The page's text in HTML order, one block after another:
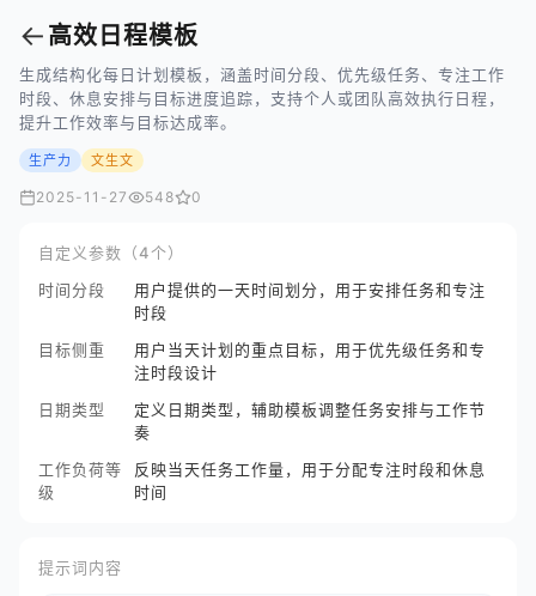
← 高效日程模板
生成结构化每日计划模板，涵盖时间分段、优先级任务、专注工作
时段、休息安排与目标进度追踪，支持个人或团队高效执行日程，
提升工作效率与目标达成率。
生产力 文生文
2025-11-27 548 0
自定义参数（4个）
时间分段
用户提供的一天时间划分，用于安排任务和专注
时段
目标侧重
用户当天计划的重点目标，用于优先级任务和专
注时段设计
日期类型
定义日期类型，辅助模板调整任务安排与工作节
奏
工作负荷等
级
反映当天任务工作量，用于分配专注时段和休息
时间
提示词内容